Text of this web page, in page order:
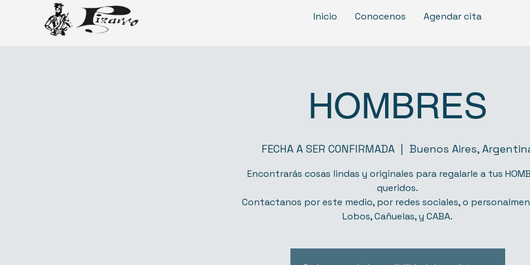
Inicio Conocenos Agendar cita
HOMBRES
FECHA A SER CONFIRMADA Buenos Aires,
Encontrarás cosas lindas y originales para regalarle a tus
queridos.
Contactanos por este medio, por redes sociales, o
Lobos, Cañuelas, y CABA.